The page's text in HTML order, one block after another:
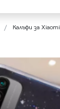
Калъфи за Xiaomi